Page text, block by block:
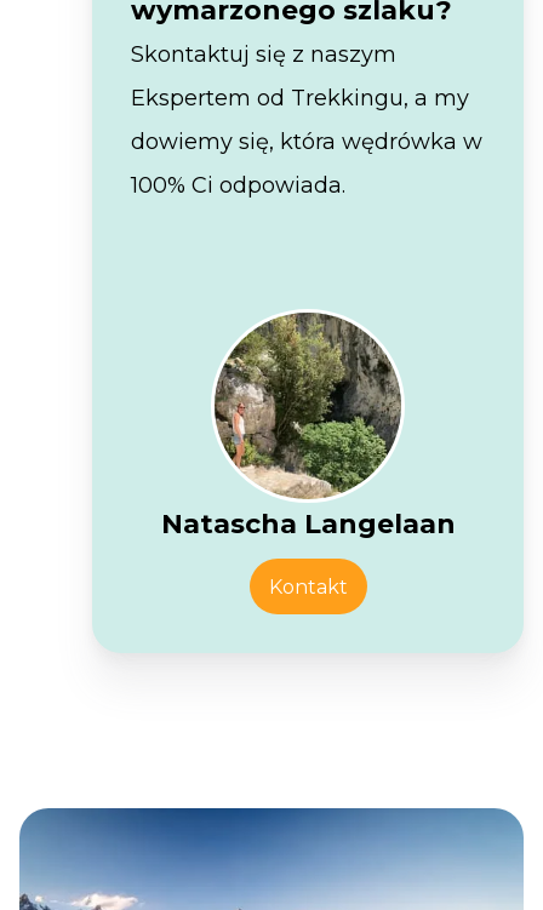
wymarzonego szlaku?
Skontaktuj się z naszym
Ekspertem od Trekkingu, a my
dowiemy się, która wędrówka w
100% Ci odpowiada.
Natascha Langelaan
Kontakt